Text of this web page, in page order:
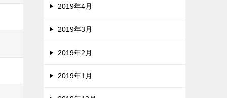
2019年4月
2019年3月
2019年2月
2019年1月